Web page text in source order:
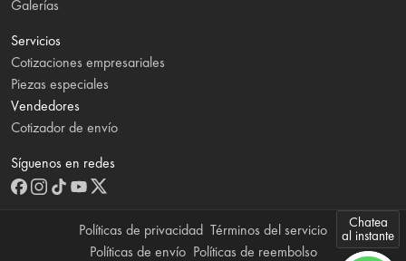
Chatea
al instante
Galerías
Servicios
Cotizaciones empresariales
Piezas especiales
Vendedores
Cotizador de envío
Síguenos en redes
Políticas de privacidad Términos del servicio
Políticas de envío Políticas de reembolso